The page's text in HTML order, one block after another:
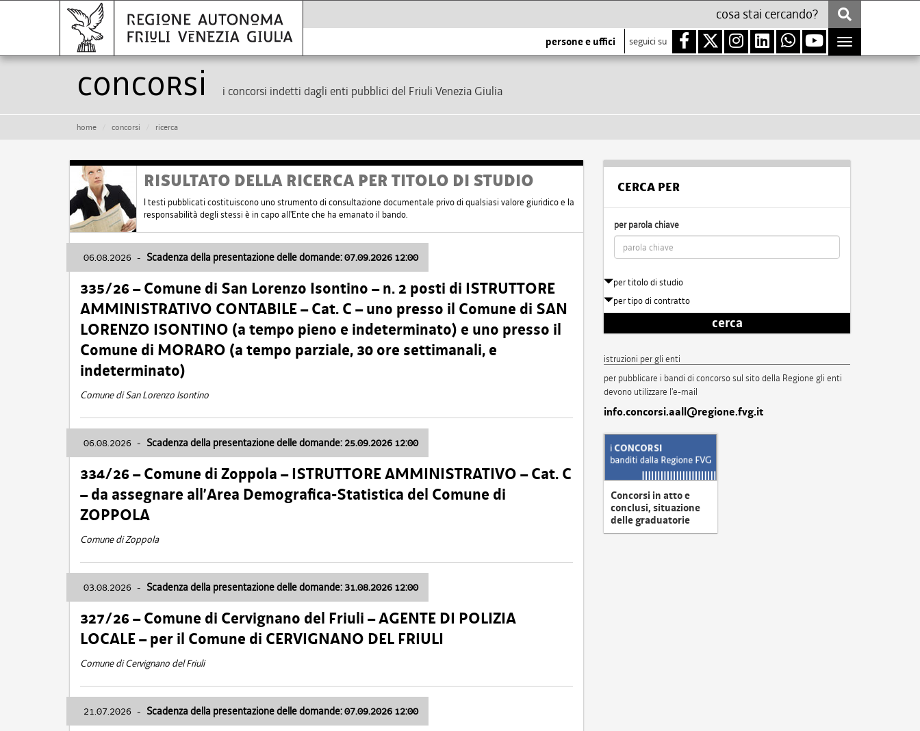
persone e uffici seguici su
Toggle
navigation
Concorsi i concorsi indetti dagli enti pubblici del Friuli Venezia Giulia
home concorsi ricerca
RISULTATO DELLA RICERCA PER TITOLO DI STUDIO
I testi pubblicati costituiscono uno strumento di consultazione documentale privo di qualsiasi valore giuridico e la
responsabilità degli stessi è in capo all'Ente che ha emanato il bando.
06.08.2026 - Scadenza della presentazione delle domande: 07.09.2026 12:00
335/26 – Comune di San Lorenzo Isontino – n. 2 posti di ISTRUTTORE
AMMINISTRATIVO CONTABILE – Cat. C – uno presso il Comune di SAN
LORENZO ISONTINO (a tempo pieno e indeterminato) e uno presso il
Comune di MORARO (a tempo parziale, 30 ore settimanali, e
indeterminato)
Comune di San Lorenzo Isontino
06.08.2026 - Scadenza della presentazione delle domande: 25.09.2026 12:00
334/26 – Comune di Zoppola – ISTRUTTORE AMMINISTRATIVO – Cat. C
– da assegnare all’Area Demografica-Statistica del Comune di
ZOPPOLA
Comune di Zoppola
03.08.2026 - Scadenza della presentazione delle domande: 31.08.2026 12:00
327/26 – Comune di Cervignano del Friuli – AGENTE DI POLIZIA
LOCALE – per il Comune di CERVIGNANO DEL FRIULI
Comune di Cervignano del Friuli
21.07.2026 - Scadenza della presentazione delle domande: 07.09.2026 12:00
CERCA PER
per parola chiave
per titolo di studio
per tipo di contratto
cerca
istruzioni per gli enti
per pubblicare i bandi di concorso sul sito della Regione gli enti
devono utilizzare l'e-mail
info.concorsi.aall@regione.fvg.it
Concorsi in atto e
conclusi, situazione
delle graduatorie